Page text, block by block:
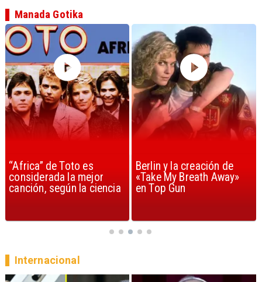
Berlin y la creación de
«Take My Breath Away»
en Top Gun
Madonna volvió con
nueva música y
demuestra que sigue
Manada Gotika
Internacional